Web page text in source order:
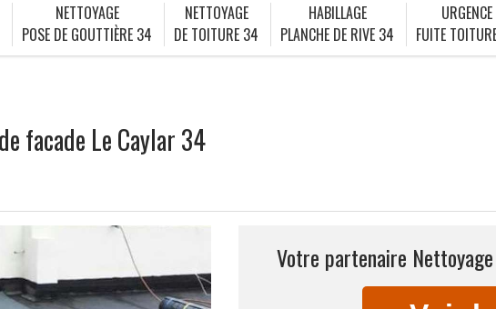
NETTOYAGE
POSE DE GOUTTIÈRE 34
NETTOYAGE
DE TOITURE 34
HABILLAGE
PLANCHE DE RIVE 34
URGENCE
FUITE
facade Le Caylar 34
Votre partenaire